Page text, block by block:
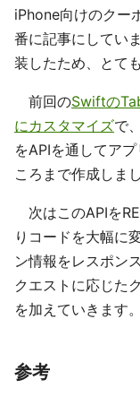
iPhone向けのクー
番に記事にしてい
装したため、とて
前回のSwiftの
にカスタマイズで
をAPIを通してア
ころまで作成しまし
次はこのAPIを
りコードを大幅に
ン情報をレスポン
クエストに応じた
を加えていきます。
参考